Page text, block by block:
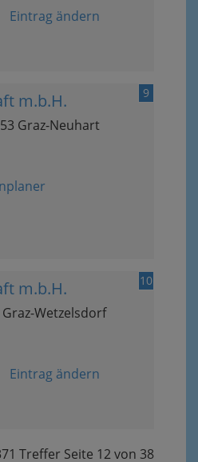
Eintrag ändern
9
m.b.H.
Graz-Neuhart
10
m.b.H.
Wetzelsdorf
Eintrag ändern
Treffer Seite 12von 38